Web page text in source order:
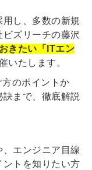
し、多数の新規
ズリーチの藤沢
きたい「ITエン
いたします。
のポイントか
まで、徹底解説
エンジニア目線
トを知りたい方